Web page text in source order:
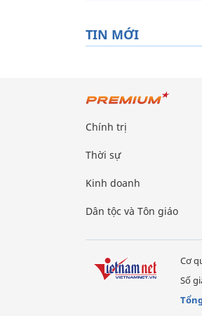
TIN MỚI
Chính trị
Thời sự
Kinh doanh
Dân tộc và Tôn giáo
Cơ
Số